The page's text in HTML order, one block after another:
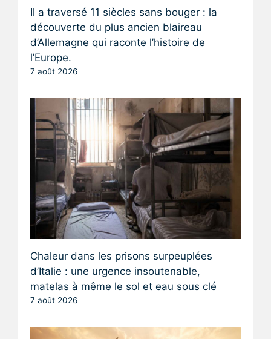
Il a traversé 11 siècles sans bouger : la
découverte du plus ancien blaireau
d’Allemagne qui raconte l’histoire de
l’Europe.
7 août 2026
Chaleur dans les prisons surpeuplées
d’Italie : une urgence insoutenable,
matelas à même le sol et eau sous clé
7 août 2026